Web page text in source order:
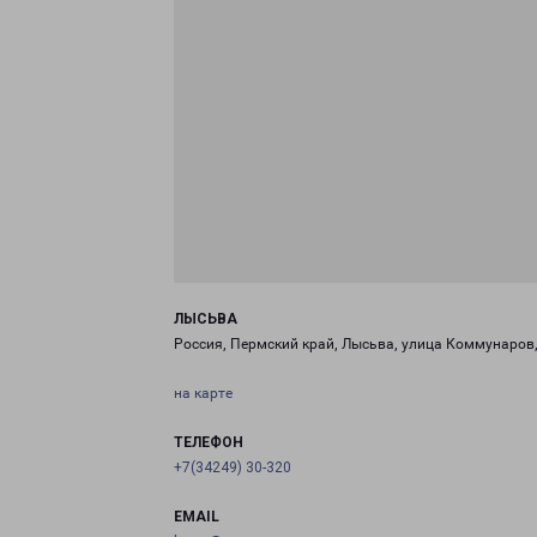
ЛЫСЬВА
Россия, Пермский край, Лысьва, улица
на карте
ТЕЛЕФОН
+7(34249) 30-320
EMAIL